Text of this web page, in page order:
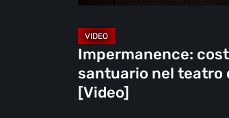
[Video]
Impermanence:
santuario nel teatro
[Video]